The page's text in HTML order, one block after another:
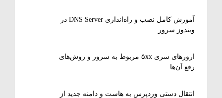
آموزش کامل نصب و راه‌اندازی DNS Server در
ویندوز سرور
ارورهای سری ۵xx مربوط به سرور و روش‌های
رفع آن‌ها
انتقال دستی وردپرس به هاست و دامنه جدید از